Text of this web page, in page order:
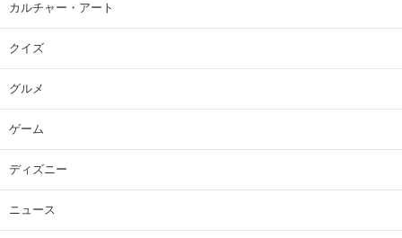
カルチャー・アート
クイズ
グルメ
ゲーム
ディズニー
ニュース